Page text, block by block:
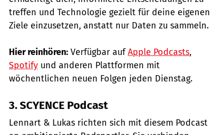
treffen und Technologie gezielt für deine eigenen
Ziele einzusetzen, anstatt nur Daten zu sammeln.
Hier reinhören: Verfügbar aufApple Podcasts,
Spotify und anderen Plattformen mit
wöchentlichen neuen Folgen jeden Dienstag.
3. SCYENCE Podcast
Lennart & Lukas richten sich mit diesem Podcast